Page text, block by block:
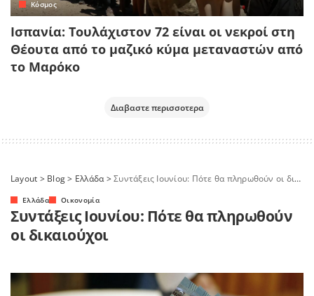
Κόσμος
Ισπανία: Τουλάχιστον 72 είναι οι νεκροί στη
Θέουτα από το μαζικό κύμα μεταναστών από
το Μαρόκο
Διαβαστε περισσοτερα
Layout > Blog> Ελλάδα>Συντάξεις Ιουνίου: Πότε θα πληρωθούν οι δικαιούχοι
Ελλάδα Οικονομία
Συντάξεις Ιουνίου: Πότε θα πληρωθούν
οι δικαιούχοι